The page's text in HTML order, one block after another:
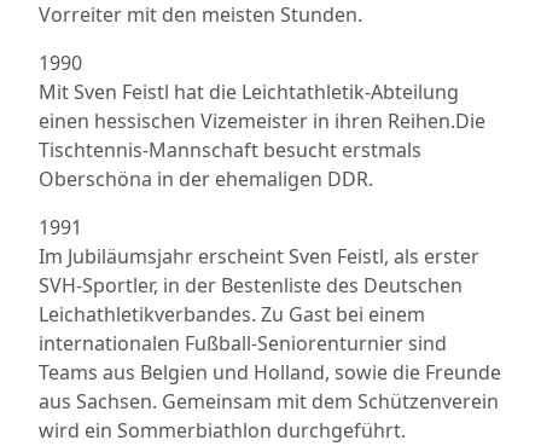
Vorreiter mit den meisten Stunden.
1990
Mit Sven Feistl hat die Leichtathletik-Abteilung
einen hessischen Vizemeister in ihren Reihen.Die
Tischtennis-Mannschaft besucht erstmals
Oberschöna in der ehemaligen DDR.
1991
Im Jubiläumsjahr erscheint Sven Feistl, als erster
SVH-Sportler, in der Bestenliste des Deutschen
Leichathletikverbandes. Zu Gast bei einem
internationalen Fußball-Seniorenturnier sind
Teams aus Belgien und Holland, sowie die Freunde
aus Sachsen. Gemeinsam mit dem Schützenverein
wird ein Sommerbiathlon durchgeführt.